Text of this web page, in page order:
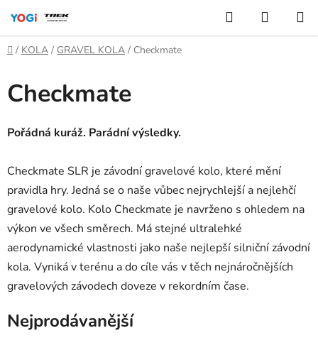
obsah
Hledat
KOŠÍK
Domů
/ KOLA / GRAVEL KOLA / Checkmate
Checkmate
Pořádná kuráž. Parádní výsledky.
Checkmate SLR je závodní gravelové kolo, které mění
pravidla hry. Jedná se o naše vůbec nejrychlejší a nejlehčí
gravelové kolo. Kolo Checkmate je navrženo s ohledem na
výkon ve všech směrech. Má stejné ultralehké
aerodynamické vlastnosti jako naše nejlepší silniční závodní
kola. Vyniká v terénu a do cíle vás v těch nejnáročnějších
gravelových závodech doveze v rekordním čase.
Nejprodávanější